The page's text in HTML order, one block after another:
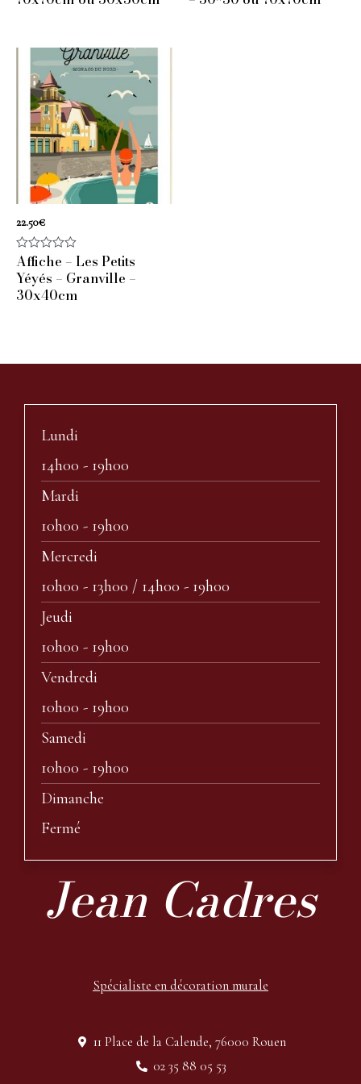
22.50€
Note
0
sur
5
Affiche – Les Petits
Yéyés – Granville –
30x40cm
Jean Cadres
Spécialiste en décoration murale
11 Place de la Calende, 76000 Rouen
02 35 88 05 53
Lundi
14h00 - 19h00
Mardi
10h00 - 19h00
Mercredi
10h00 - 13h00 / 14h00 - 19h00
Jeudi
10h00 - 19h00
Vendredi
10h00 - 19h00
Samedi
10h00 - 19h00
Dimanche
Fermé